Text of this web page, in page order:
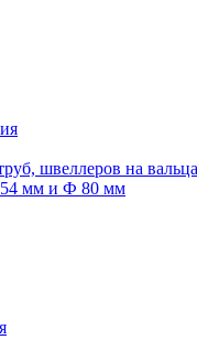
швеллеров на
54 мм и Ф 80 мм